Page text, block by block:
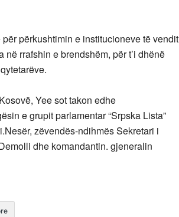
përkushtimin e institucioneve të vendit
rrafshin e brendshëm, për t’i dhënë
Yee sot takon edhe
e grupit parlamentar “Srpska Lista”
zëvendës-ndihmës Sekretari i
dhe komandantin. gjeneralin